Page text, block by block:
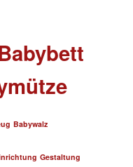
Babywalz
Gestaltung